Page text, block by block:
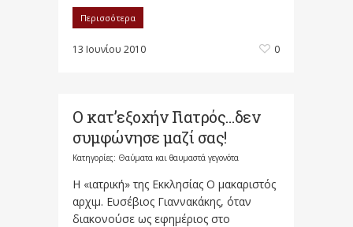
Περισσότερα
13 Ιουνίου 2010 0
Ο κατ’εξοχήν Γιατρός…δεν
συμφώνησε μαζί σας!
Κατηγορίες: Θαύματα και θαυμαστά γεγονότα
Η «ιατρική» της Εκκλησίας Ο μακαριστός
αρχιμ. Ευσέβιος Γιαννακάκης, όταν
διακονούσε ως εφημέριος στο